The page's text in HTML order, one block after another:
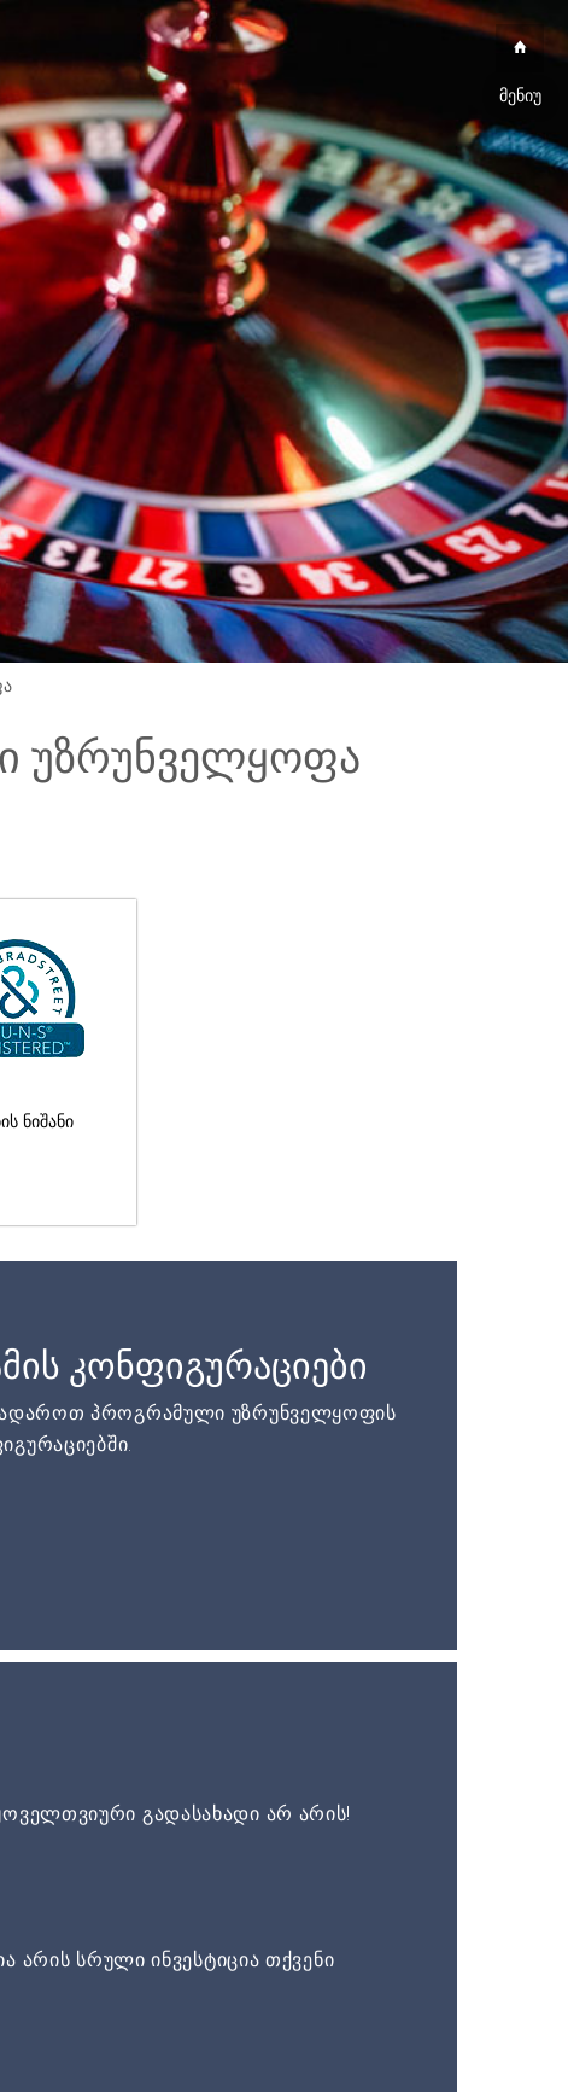
მენიუ
უზრუნველყოფა
ნიშანი
კონფიგურაციები
პროგრამული უზრუნველყოფის
გადასახადი არ არის!
არის სრული ინვესტიცია თქვენი